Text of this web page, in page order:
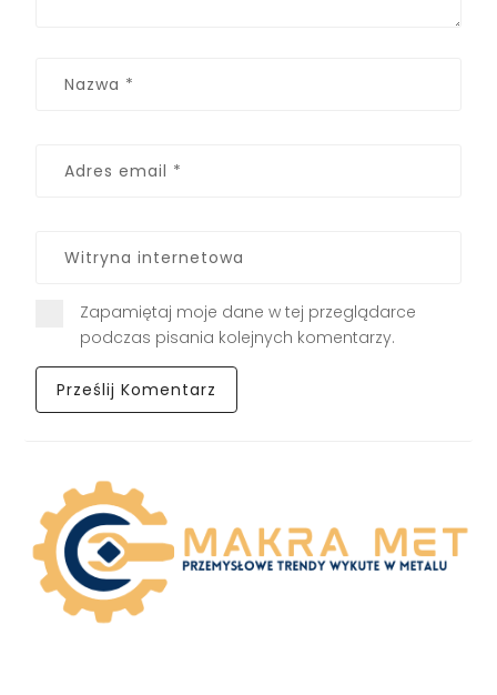
Zapamiętaj moje dane w tej przeglądarce
podczas pisania kolejnych komentarzy.